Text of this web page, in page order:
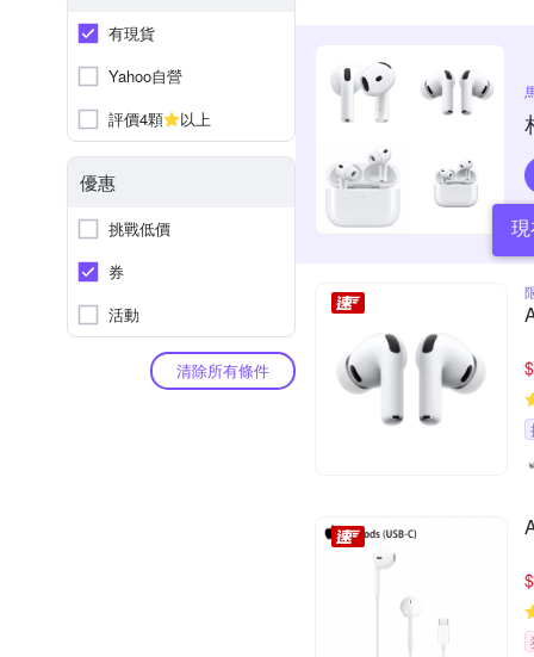
有現貨
Yahoo自營
評價4顆
以上
優惠
挑戰低價
券
活動
清除所有條件 $
$